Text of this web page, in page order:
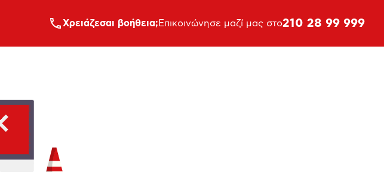
Xρειάζεσαι βοήθεια; Επικοινώνησε μαζί μας στο210 28 99 999